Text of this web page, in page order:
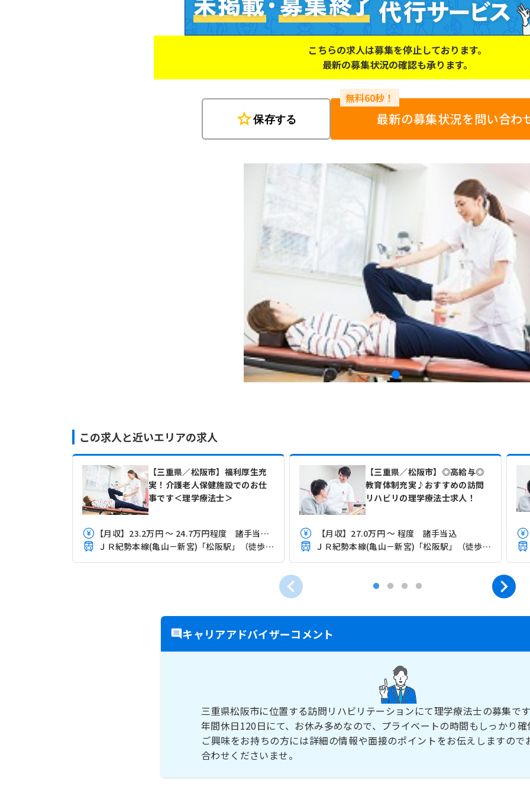
こちらの求人は募集を停止しております。
最新の募集状況の確認も承ります。
star保存する 最新の募集状況を問い合わ
この求人と近いエリアの求人
【三重県／松阪市】福利厚生充
実！介護老人保健施設でのお仕
事です＜理学療法士＞
【月収】23.2万円 ～ 24.7万円程度 諸手当込 時間外は含まない
ＪＲ紀勢本線(亀山－新宮)「松阪駅」（徒歩10分）
【三重県／松阪市】◎高給与◎
教育体制充実♪おすすめの訪問
リハビリの理学療法士求人！
【月収】27.0万円 ～ 程度 諸手当込
ＪＲ紀勢本線(亀山－新宮)「松阪駅」（徒歩11分）
キャリアアドバイザーコメント
三重県松阪市に位置する訪問リハビリテーションにて理学療法士の募集で
年間休日120日にて、お休み多めなので、プライベートの時間もしっかり
ご興味をお持ちの方には詳細の情報や面接のポイントをお伝えしますので
合わせくださいませ。